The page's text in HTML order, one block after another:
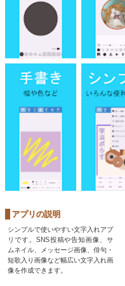
アプリの説明
シンプルで使いやすい文字入れアプ
リです。SNS投稿や告知画像、サ
ムネイル、メッセージ画像、俳句・
短歌入り画像など幅広い文字入れ画
像を作成できます。